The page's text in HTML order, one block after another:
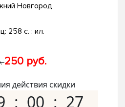
Новгород
258 с. : ил.
250 руб.
действия скидки
00 26